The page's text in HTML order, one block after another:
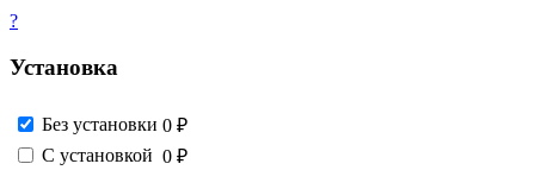
?
Установка
Без установки 0 ₽
С установкой 0 ₽